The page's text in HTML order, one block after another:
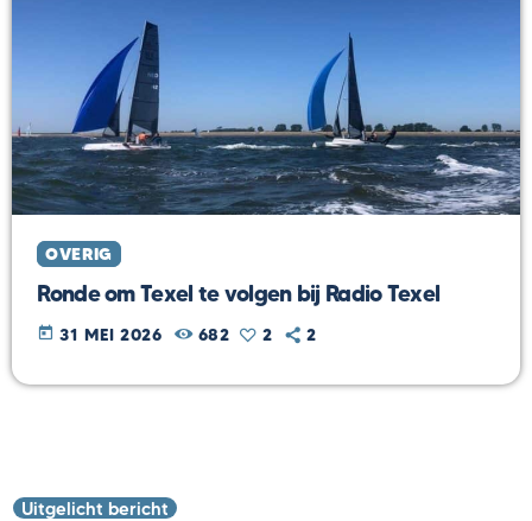
OVERIG
Ronde om Texel te volgen bij Radio Texel
today 31 MEI 2026 682 2 2
Uitgelicht bericht